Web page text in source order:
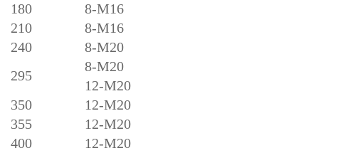
180
8-M16
210
8-M16
240
8-M20
295
8-M20
12-M20
350
12-M20
355
12-M20
400
12-M20